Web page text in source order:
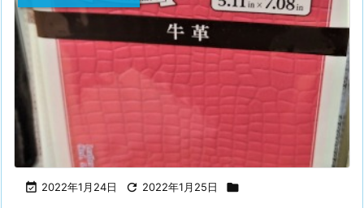
 2022年1月24日  2022年1月25日 